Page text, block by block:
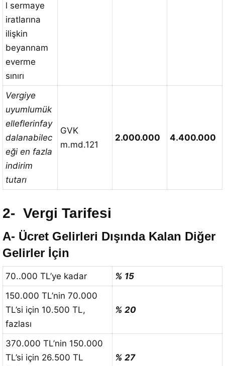
l sermaye
iratlarına
ilişkin
beyannam
everme
sınırı
Vergiye
uyumlumük
elleflerinfay
dalanabilec
eği en fazla
indirim
tutarı
GVK
m.md.121
2.000.000 4.400.000
2- Vergi Tarifesi
A- Ücret Gelirleri Dışında Kalan Diğer
Gelirler İçin
70..000 TL’ye kadar
% 15
150.000 TL’nin 70.000
TL’si için 10.500 TL,
fazlası
% 20
370.000 TL’nin 150.000
TL’si için 26.500 TL
% 27